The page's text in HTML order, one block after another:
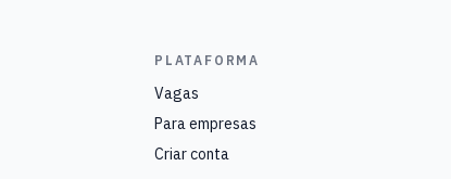
PLATAFORMA
Vagas
Para empresas
Criar conta